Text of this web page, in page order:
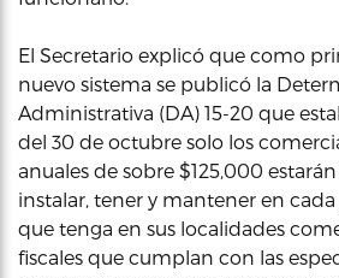
El Secretario explicó que como
nuevo sistema se publicó la
Administrativa (DA) 15-20 que
del 30 de octubre solo los
anuales de sobre $125,000
instalar, tener y mantener en
que tenga en sus localidades
fiscales que cumplan con las